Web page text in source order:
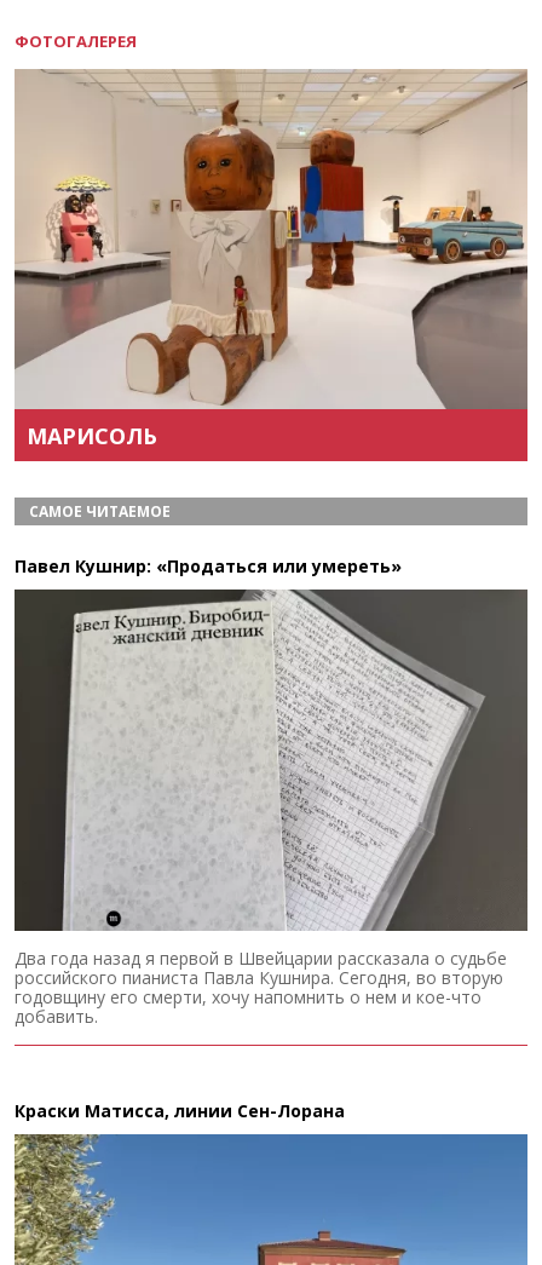
ФОТОГАЛЕРЕЯ
МАРИСОЛЬ
САМОЕ ЧИТАЕМОЕ
Павел Кушнир: «Продаться или умереть»
Два года назад я первой в Швейцарии рассказала о судьбе
российского пианиста Павла Кушнира. Сегодня, во вторую
годовщину его смерти, хочу напомнить о нем и кое-что
добавить.
Краски Матисса, линии Сен-Лорана